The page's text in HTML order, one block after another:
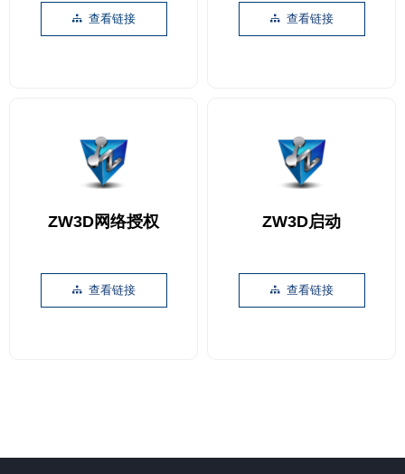
뀒 查看链接 뀒 查看链接
ZW3D网络授权
뀒 查看链接
ZW3D启动
뀒 查看链接